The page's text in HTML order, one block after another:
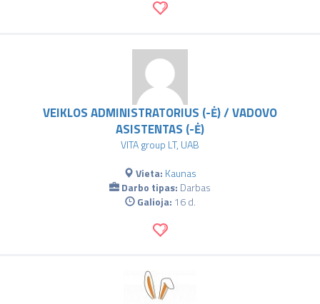
VEIKLOS ADMINISTRATORIUS (-Ė) / VADOVO
ASISTENTAS (-Ė)
VITA group LT, UAB
Vieta: Kaunas
Darbo tipas: Darbas
Galioja: 16 d.